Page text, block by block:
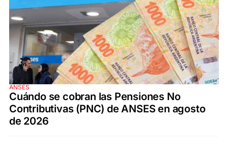
ANSES
Cuándo se cobran las Pensiones No
Contributivas (PNC) de ANSES en agosto
de 2026